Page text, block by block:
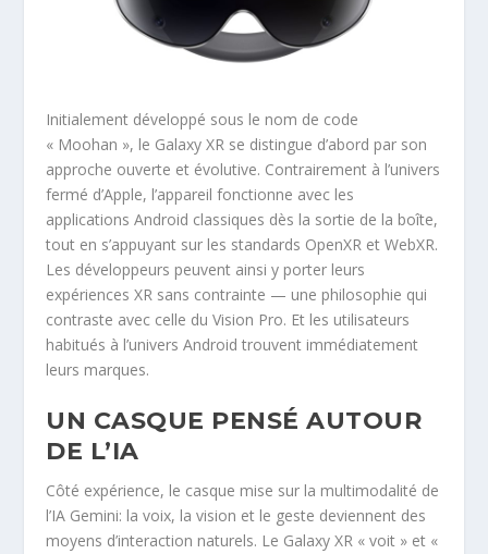
Initialement développé sous le nom de code
« Moohan », le Galaxy XR se distingue d’abord par son
approche ouverte et évolutive. Contrairement à l’univers
fermé d’Apple, l’appareil fonctionne avec les
applications Android classiques dès la sortie de la boîte,
tout en s’appuyant sur les standards OpenXR et WebXR.
Les développeurs peuvent ainsi y porter leurs
expériences XR sans contrainte — une philosophie qui
contraste avec celle du Vision Pro. Et les utilisateurs
habitués à l’univers Android trouvent immédiatement
leurs marques.
UN CASQUE PENSÉ AUTOUR
DE L’IA
Côté expérience, le casque mise sur la multimodalité de
l’IA Gemini: la voix, la vision et le geste deviennent des
moyens d’interaction naturels. Le Galaxy XR « voit » et «